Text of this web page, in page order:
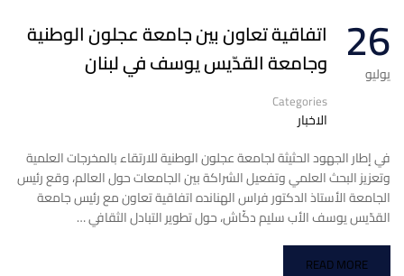
26
يوليو
اتفاقية تعاون بين جامعة عجلون الوطنية
وجامعة القدّيس يوسف في لبنان
Categories
الاخبار
في إطار الجهود الحثيثة لجامعة عجلون الوطنية للارتقاء بالمخرجات العلمية
وتعزيز البحث العلمي وتفعيل الشراكة بين الجامعات حول العالم، وقع رئيس
الجامعة الأستاذ الدكتور فراس الهنانده اتفاقية تعاون مع رئيس جامعة
القدّيس يوسف الأب سليم دكّاش، حول تطوير التبادل الثقافي …
READ MORE